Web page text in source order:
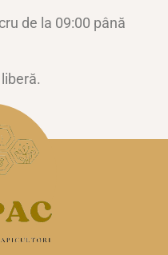
de la 09:00 până